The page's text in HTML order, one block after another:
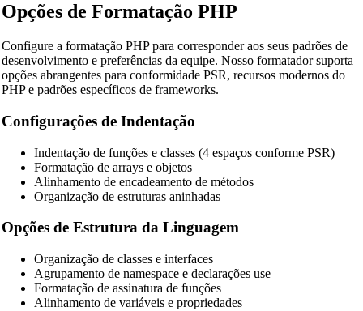
Opções de Formatação PHP
Configure a formatação PHP para corresponder aos seus padrões de
desenvolvimento e preferências da equipe. Nosso formatador suporta
opções abrangentes para conformidade PSR, recursos modernos do
PHP e padrões específicos de frameworks.
Configurações de Indentação
Indentação de funções e classes (4 espaços conforme PSR)
Formatação de arrays e objetos
Alinhamento de encadeamento de métodos
Organização de estruturas aninhadas
Opções de Estrutura da Linguagem
Organização de classes e interfaces
Agrupamento de namespace e declarações use
Formatação de assinatura de funções
Alinhamento de variáveis e propriedades